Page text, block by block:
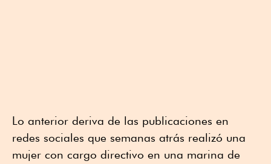
Lo anterior deriva de las publicaciones en
redes sociales que semanas atrás realizó una
mujer con cargo directivo en una marina de